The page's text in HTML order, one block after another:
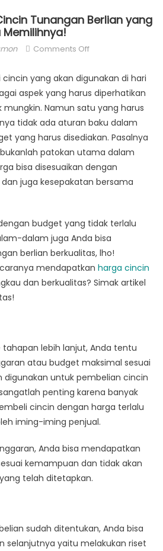
Tunangan Berlian yang
Memilihnya!
Comments Offon
Selalu
Harga
Cincin
Tunangan
Berlian
yang
Mahal.
Begini
Cara
yang akan digunakan di hari
aspek yang harus diperhatikan
Namun satu yang harus
tidak ada aturan baku dalam
yang harus disediakan. Pasalnya
bukanlah patokan utama dalam
bisa disesuaikan dengan
juga kesepakatan bersama
budget yang tidak terlalu
dalam juga Anda bisa
berlian berkualitas, lho!
mendapatkan harga cincin
dan berkualitas? Simak artikel
lebih lanjut, Anda tentu
atau budget maksimal sesuai
untuk pembelian cincin
penting karena banyak
cincin dengan harga terlalu
iming-iming penjual.
Anda bisa mendapatkan
kemampuan dan tidak akan
telah ditetapkan.
sudah ditentukan, Anda bisa
selanjutnya yaitu melakukan riset